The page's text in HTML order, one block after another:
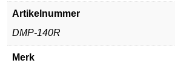
Artikelnummer
DMP-140R
Merk